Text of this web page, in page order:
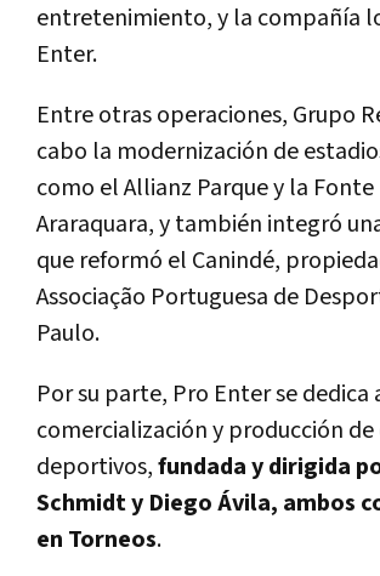
entretenimiento, y la compañía
Enter.
Entre otras operaciones, Grupo
cabo la modernización de
como el Allianz Parque y la
Araraquara, y también integró
que reformó el Canindé,
Associação Portuguesa de
Paulo.
Por su parte, Pro Enter se dedica
comercialización y producción
deportivos,fundada y dirigida
Schmidt y Diego Ávila, ambos
en Torneos.